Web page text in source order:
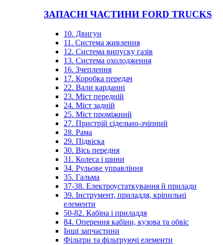
ЗАПАСНІ ЧАСТИНИ FORD TRUCKS
10. Двигун
11. Система живлення
12. Система випуску газів
13. Система охолодження
16. Зчеплення
17. Коробка передач
22. Вали карданні
23. Міст передній
24. Міст задній
25. Міст проміжний
27. Пристрій сідельно-зчіпний
28. Рама
29. Підвіска
30. Вісь передня
31. Колеса і шини
34. Рульове управління
35. Гальма
37-38. Електроустаткування й прилади
39. Інструмент, приладдя, кріпильні
елементи
50-82. Кабіна і приладдя
84. Оперення кабіни, кузова та обвіс
Інші запчастини
Фільтри та фільтруючі елементи